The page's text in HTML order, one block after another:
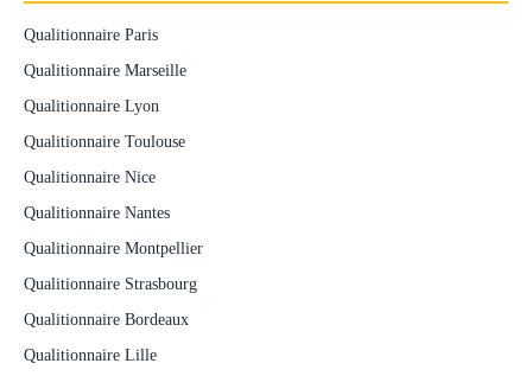
Qualitionnaire Paris
Qualitionnaire Marseille
Qualitionnaire Lyon
Qualitionnaire Toulouse
Qualitionnaire Nice
Qualitionnaire Nantes
Qualitionnaire Montpellier
Qualitionnaire Strasbourg
Qualitionnaire Bordeaux
Qualitionnaire Lille